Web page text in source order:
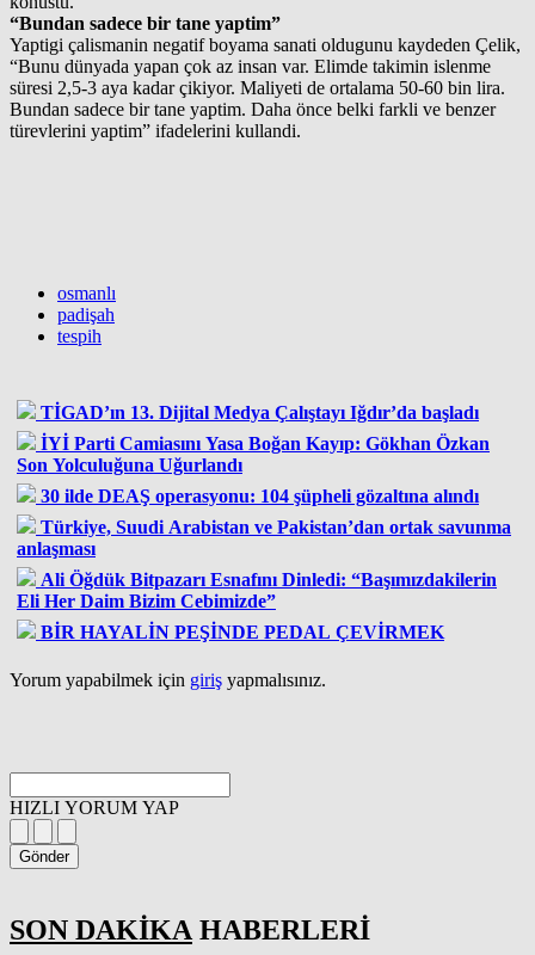
“Bundan sadece bir tane yaptim”
Yaptigi çalismanin negatif boyama sanati oldugunu kaydeden Çelik,
“Bunu dünyada yapan çok az insan var. Elimde takimin islenme
süresi 2,5-3 aya kadar çikiyor. Maliyeti de ortalama 50-60 bin lira.
Bundan sadece bir tane yaptim. Daha önce belki farkli ve benzer
türevlerini yaptim” ifadelerini kullandi.
osmanlı
padişah
tespih
TİGAD’ın 13. Dijital Medya Çalıştayı Iğdır’da başladı
İYİ Parti Camiasını Yasa Boğan Kayıp: Gökhan Özkan
Son Yolculuğuna Uğurlandı
30 ilde DEAŞ operasyonu: 104 şüpheli gözaltına alındı
Türkiye, Suudi Arabistan ve Pakistan’dan ortak savunma
anlaşması
Ali Öğdük Bitpazarı Esnafını Dinledi: “Başımızdakilerin
Eli Her Daim Bizim Cebimizde”
BİR HAYALİN PEŞİNDE PEDAL ÇEVİRMEK
Yorum yapabilmek için giriş yapmalısınız.
HIZLI YORUM YAP
Gönder
SON DAKİKA HABERLERİ